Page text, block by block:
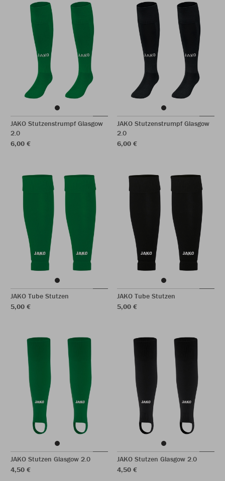
JAKO Stutzenstrumpf Glasgow
2.0
6,00 €
JAKO Stutzenstrumpf Glasgow
2.0
6,00 €
JAKO Tube Stutzen
5,00 €
JAKO Tube Stutzen
5,00 €
JAKO Stutzen Glasgow 2.0
4,50 €
JAKO Stutzen Glasgow 2.0
4,50 €